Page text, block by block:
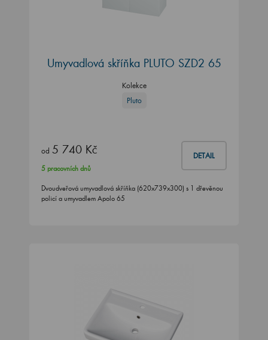
Umyvadlová skříňka PLUTO SZD2 65
Kolekce
Pluto
od 5 740 Kč DETAIL
5 pracovních dnů
Dvoudveřová umyvadlová skříňka (620x739x300) s 1 dřevěnou
policí a umyvadlem Apolo 65